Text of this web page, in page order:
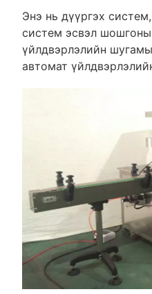
Энэ нь дүүргэх
систем эсвэл
үйлдвэрлэлийн
автомат